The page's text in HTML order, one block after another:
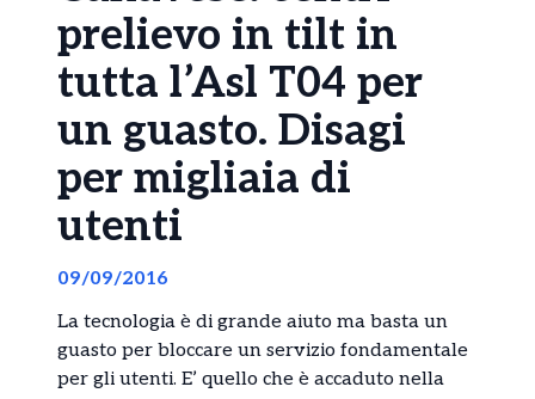
prelievo in tilt in
tutta l’Asl T04 per
un guasto. Disagi
per migliaia di
utenti
09/09/2016
La tecnologia è di grande aiuto ma basta un
guasto per bloccare un servizio fondamentale
per gli utenti. E’ quello che è accaduto nella